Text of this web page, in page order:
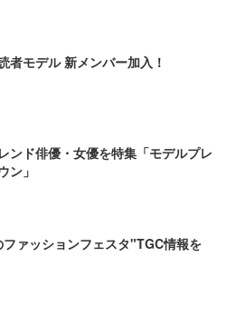
者モデル 新メンバー加入！
ンド俳優・女優を特集「モデルプレ
ン」
ァッションフェスタ"TGC情報を